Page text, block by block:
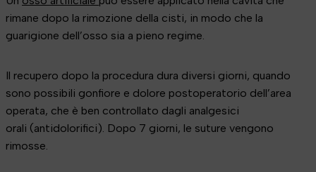
rimane dopo la rimozione della cisti, in modo che la
guarigione dell’osso sia a pieno regime.
Il recupero dopo la procedura dura diversi giorni, quando
sono possibili gonfiore e dolore postoperatorio dell’area
operata, che è ben controllato dagli analgesici
orali (antidolorifici). Dopo 7 giorni, le suture vengono
rimosse.